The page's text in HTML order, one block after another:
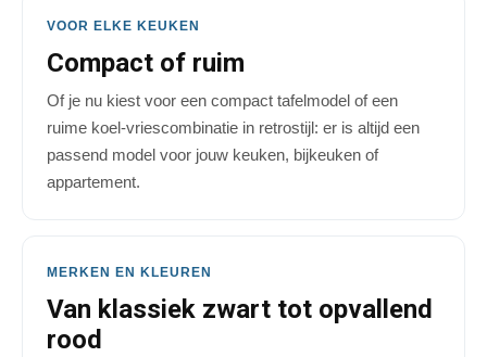
VOOR ELKE KEUKEN
Compact of ruim
Of je nu kiest voor een compact tafelmodel of een
ruime koel-vriescombinatie in retrostijl: er is altijd een
passend model voor jouw keuken, bijkeuken of
appartement.
MERKEN EN KLEUREN
Van klassiek zwart tot opvallend
rood